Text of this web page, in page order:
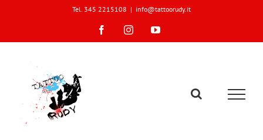
Tel. 345 2215108 | info@tattoorudy.it
FacebookInstagramYouTube